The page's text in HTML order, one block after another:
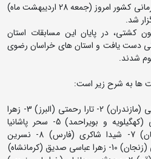
رقابت های کشتی آلیش بانوان قهرمانی کشور امروز (جمعه 28 اردیبهشت ماه)
شد.
کشتی، در پایان این مسابقات استان
قهرمانی دست یافت و استان های خراسان رضوی
ها به شرح زیر است:
55 کیلوگرم: 1- مرضیه خندان خلیلی (مازندران) 2- تارا رحمتی (البرز) 3- زهرا
بنی اسد (تهران) و فاطمه عتابی (کهگیلویه و بویراحمد) 5- سحر پاشانیا
(مرکزی) و رقیه دیوسالار (گلستان) 7- شیدا شاکری (فارس) 8- نسرین